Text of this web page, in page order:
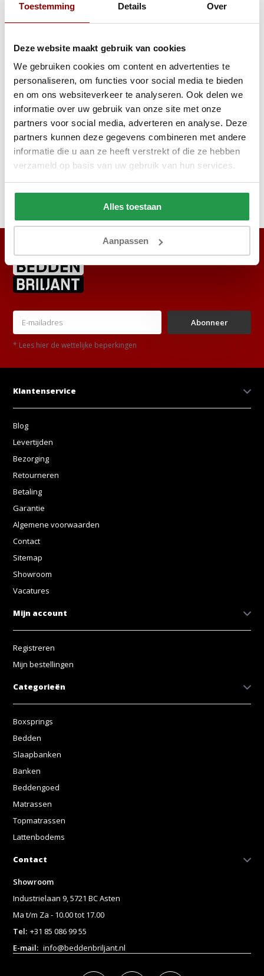
Toestemming Details Over
Deze website maakt gebruik van cookies
We gebruiken cookies om content en advertenties te
personaliseren, om functies voor social media te bieden
en om ons websiteverkeer te analyseren. Ook delen we
informatie over uw gebruik van onze site met onze
partners voor social media, adverteren en analyse. Deze
partners kunnen deze gegevens combineren met andere
informatie die u aan ze heeft verstrekt of die ze hebben
verzameld op basis van uw gebruik van hun services.
Alles toestaan
Aanpassen
Dubbel Jersey Matras
Hoeslaken Roze 220 gram
39,95
Traagschuim -
369 259
Reviews
Abonneer
* Lees hier de wettelijke beperkingen
Klantenservice
Blog
Levertijden
Bezorging
Retourneren
Betaling
Garantie
Algemene voorwaarden
Contact
Sitemap
Showroom
Vacatures
Mijn account
Registreren
Mijn bestellingen
Categorieën
Boxsprings
Bedden
Slaapbanken
Banken
Beddengoed
Matrassen
Topmatrassen
Lattenbodems
Contact
Showroom
Industrielaan 9, 5721 BC Asten
Ma t/m Za - 10.00 tot 17.00
Tel: +31 85 086 99 55
E-mail: info@beddenbriljant.nl